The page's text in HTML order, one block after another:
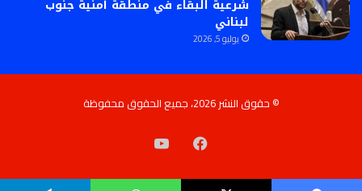
شرعية البقاء في منطقة أمنية جنوب
لبناني
يوليو 5, 2026
© حقوق النشر 2026، جميع الحقوق محفوظة
فيسبوك‫YouTube